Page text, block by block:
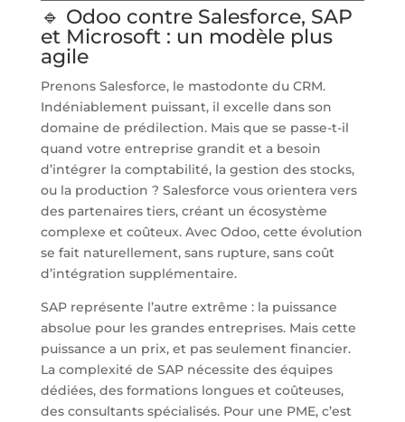
🔹 Odoo contre Salesforce, SAP
et Microsoft : un modèle plus
agile
Prenons Salesforce, le mastodonte du CRM.
Indéniablement puissant, il excelle dans son
domaine de prédilection. Mais que se passe-t-il
quand votre entreprise grandit et a besoin
d’intégrer la comptabilité, la gestion des stocks,
ou la production ? Salesforce vous orientera vers
des partenaires tiers, créant un écosystème
complexe et coûteux. Avec Odoo, cette évolution
se fait naturellement, sans rupture, sans coût
d’intégration supplémentaire.
SAP représente l’autre extrême : la puissance
absolue pour les grandes entreprises. Mais cette
puissance a un prix, et pas seulement financier.
La complexité de SAP nécessite des équipes
dédiées, des formations longues et coûteuses,
des consultants spécialisés. Pour une PME, c’est